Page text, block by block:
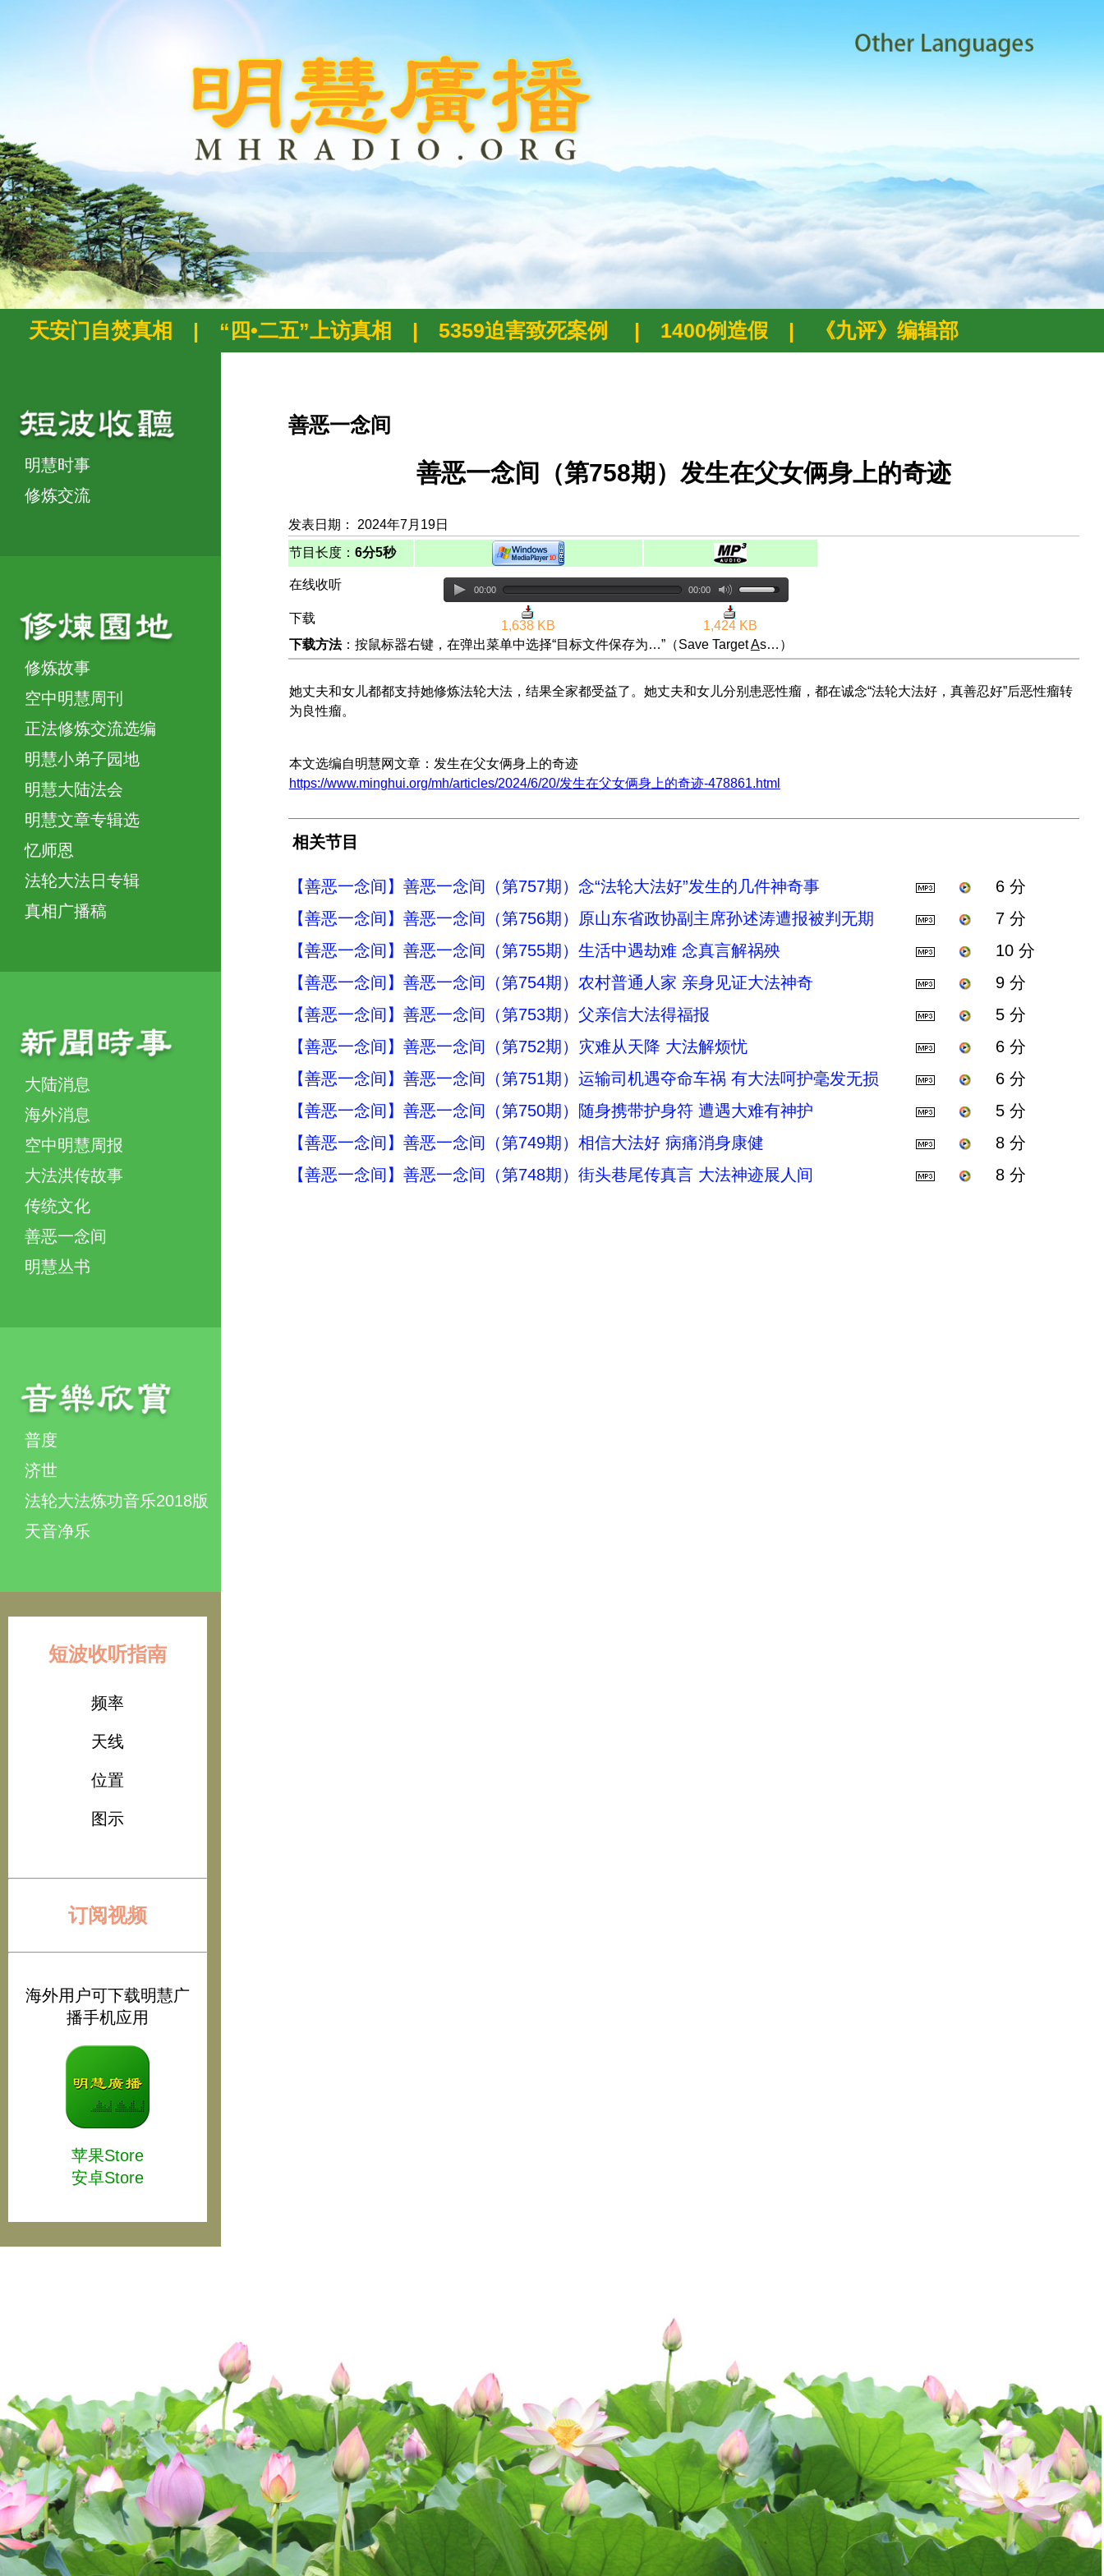
天安门自焚真相 | “四•二五”上访真相 | 5359迫害致死案例 | 1400例造假 | 《九评》编辑部
明慧时事
修炼交流
修炼故事
空中明慧周刊
正法修炼交流选编
明慧小弟子园地
明慧大陆法会
明慧文章专辑选
忆师恩
法轮大法日专辑
真相广播稿
大陆消息
海外消息
空中明慧周报
大法洪传故事
传统文化
善恶一念间
明慧丛书
普度
济世
法轮大法炼功音乐2018版
天音净乐
短波收听指南
频率
天线
位置
图示
订阅视频
海外用户可下载明慧广
播手机应用
苹果Store
安卓Store
善恶一念间
善恶一念间（第758期）发生在父女俩身上的奇迹
发表日期： 2024年7月19日
节目长度： 6分5秒
在线收听 00:00 00:00
下载
1,638 KB
1,424 KB
下载方法：按鼠标器右键，在弹出菜单中选择“目标文件保存为…”（Save TargetAs…）
她丈夫和女儿都都支持她修炼法轮大法，结果全家都受益了。她丈夫和女儿分别患恶性瘤，都在诚念“法轮大法好，真善忍好”后恶性瘤转
为良性瘤。
本文选编自明慧网文章：发生在父女俩身上的奇迹
https://www.minghui.org/mh/articles/2024/6/20/发生在父女俩身上的奇迹-478861.html
相关节目
【善恶一念间】善恶一念间（第757期）念“法轮大法好”发生的几件神奇事
6 分
【善恶一念间】善恶一念间（第756期）原山东省政协副主席孙述涛遭报被判无期
7 分
【善恶一念间】善恶一念间（第755期）生活中遇劫难 念真言解祸殃
10 分
【善恶一念间】善恶一念间（第754期）农村普通人家 亲身见证大法神奇
9 分
【善恶一念间】善恶一念间（第753期）父亲信大法得福报
5 分
【善恶一念间】善恶一念间（第752期）灾难从天降 大法解烦忧
6 分
【善恶一念间】善恶一念间（第751期）运输司机遇夺命车祸 有大法呵护毫发无损
6 分
【善恶一念间】善恶一念间（第750期）随身携带护身符 遭遇大难有神护
5 分
【善恶一念间】善恶一念间（第749期）相信大法好 病痛消身康健
8 分
【善恶一念间】善恶一念间（第748期）街头巷尾传真言 大法神迹展人间
8 分